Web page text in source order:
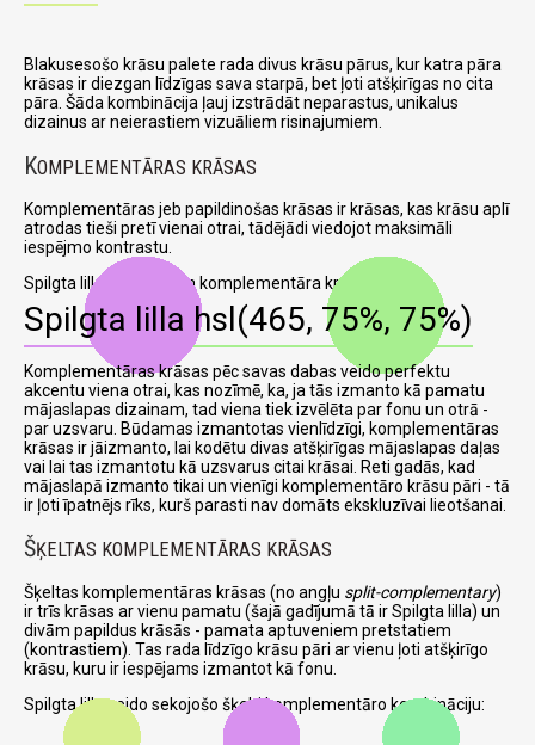
Blakusesošo krāsu palete rada divus krāsu pārus, kur katra pāra
krāsas ir diezgan līdzīgas sava starpā, bet ļoti atšķirīgas no cita
pāra. Šāda kombinācija ļauj izstrādāt neparastus, unikalus
dizainus ar neierastiem vizuāliem risinajumiem.
KOMPLEMENTĀRAS KRĀSAS
Komplementāras jeb papildinošas krāsas ir krāsas, kas krāsu aplī
atrodas tieši pretī vienai otrai, tādējādi viedojot maksimāli
iespējmo kontrastu.
Spilgta lilla un attiecīga komplementāra krāsa:
Spilgta lilla hsl(465, 75%, 75%)
Komplementāras krāsas pēc savas dabas veido perfektu
akcentu viena otrai, kas nozīmē, ka, ja tās izmanto kā pamatu
mājaslapas dizainam, tad viena tiek izvēlēta par fonu un otrā -
par uzsvaru. Būdamas izmantotas vienlīdzīgi, komplementāras
krāsas ir jāizmanto, lai kodētu divas atšķirīgas mājaslapas daļas
vai lai tas izmantotu kā uzsvarus citai krāsai. Reti gadās, kad
mājaslapā izmanto tikai un vienīgi komplementāro krāsu pāri - tā
ir ļoti īpatnējs rīks, kurš parasti nav domāts ekskluzīvai lieotšanai.
ŠĶELTAS KOMPLEMENTĀRAS KRĀSAS
Šķeltas komplementāras krāsas (no angļu split-complementary)
ir trīs krāsas ar vienu pamatu (šajā gadījumā tā ir Spilgta lilla) un
divām papildus krāsās - pamata aptuveniem pretstatiem
(kontrastiem). Tas rada līdzīgo krāsu pāri ar vienu ļoti atšķirīgo
krāsu, kuru ir iespējams izmantot kā fonu.
Spilgta lilla veido sekojošo šķelti komplementāro kombināciju: